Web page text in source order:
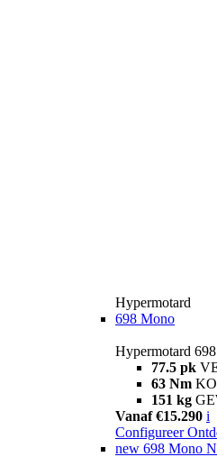
Hypermotard
698 Mono
Hypermotard
77.5 pk
63 Nm
151 kg
Vanaf €15.290 i
Configureer
new 698 Mono